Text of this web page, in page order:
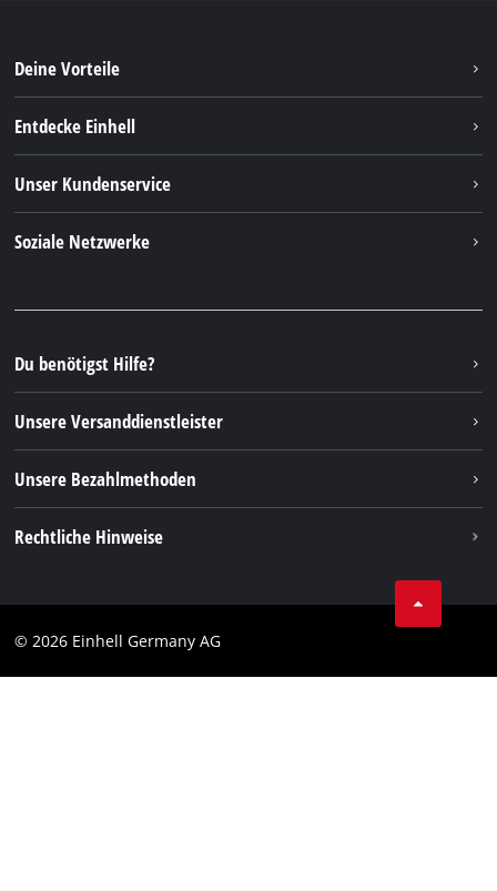
Deine Vorteile
Entdecke Einhell
Nachhaltigkeit
Unser Kundenservice
FAQs
Rücksendungen / Widerruf
Verpackungsrichtlinien
Hinweise zur Batterieentsorgung
Vertrag widerrufen
Soziale Netzwerke
Instagram
TikTok
Pinterest
Linkedin
Du benötigst Hilfe?
Unsere Versanddienstleister
Unsere Bezahlmethoden
Rechtliche Hinweise
Impressum
© 2026 Einhell Germany AG